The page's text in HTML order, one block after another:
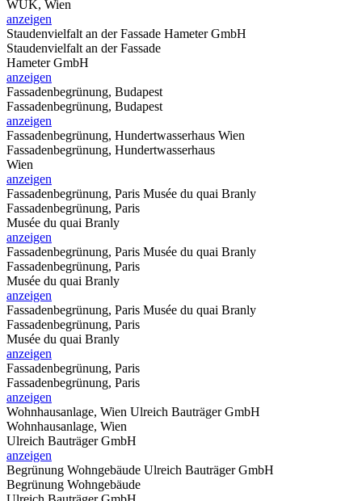
WUK, Wien
anzeigen
Staudenvielfalt an der Fassade Hameter GmbH
Staudenvielfalt an der Fassade
Hameter GmbH
anzeigen
Fassadenbegrünung, Budapest
Fassadenbegrünung, Budapest
anzeigen
Fassadenbegrünung, Hundertwasserhaus Wien
Fassadenbegrünung, Hundertwasserhaus
Wien
anzeigen
Fassadenbegrünung, Paris Musée du quai Branly
Fassadenbegrünung, Paris
Musée du quai Branly
anzeigen
Fassadenbegrünung, Paris Musée du quai Branly
Fassadenbegrünung, Paris
Musée du quai Branly
anzeigen
Fassadenbegrünung, Paris Musée du quai Branly
Fassadenbegrünung, Paris
Musée du quai Branly
anzeigen
Fassadenbegrünung, Paris
Fassadenbegrünung, Paris
anzeigen
Wohnhausanlage, Wien Ulreich Bauträger GmbH
Wohnhausanlage, Wien
Ulreich Bauträger GmbH
anzeigen
Begrünung Wohngebäude Ulreich Bauträger GmbH
Begrünung Wohngebäude